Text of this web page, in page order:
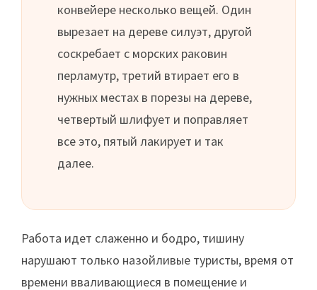
конвейере несколько вещей. Один
вырезает на дереве силуэт, другой
соскребает с морских раковин
перламутр, третий втирает его в
нужных местах в порезы на дереве,
четвертый шлифует и поправляет
все это, пятый лакирует и так
далее.
Работа идет слаженно и бодро, тишину
нарушают только назойливые туристы, время от
времени вваливающиеся в помещение и